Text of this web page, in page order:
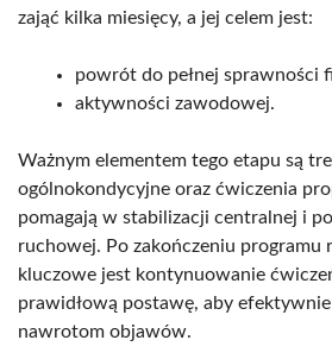
zająć kilka miesięcy, a jej celem jest:
powrót do pełnej sprawności
aktywności zawodowej.
Ważnym elementem tego etapu są
ogólnokondycyjne oraz ćwiczenia
pomagają w stabilizacji centralnej i
ruchowej. Po zakończeniu programu
kluczowe jest kontynuowanie
prawidłową postawę, aby efektywnie
nawrotom objawów.